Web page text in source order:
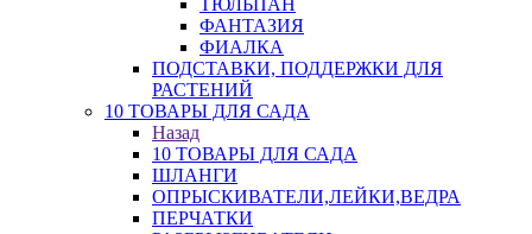
ТЮЛЬПАН
ФАНТАЗИЯ
ФИАЛКА
ПОДСТАВКИ, ПОДДЕРЖКИ ДЛЯ
РАСТЕНИЙ
10 ТОВАРЫ ДЛЯ САДА
Назад
10 ТОВАРЫ ДЛЯ САДА
ШЛАНГИ
ОПРЫСКИВАТЕЛИ,ЛЕЙКИ,ВЕДРА
ПЕРЧАТКИ